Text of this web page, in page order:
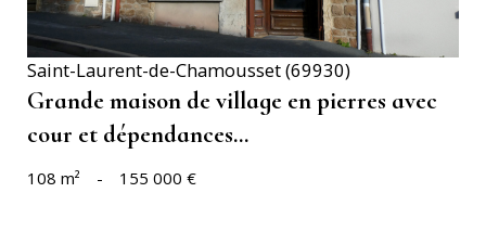
Saint-Laurent-de-Chamousset (69930)
Grande maison de village en pierres avec
cour et dépendances...
108 m² - 155 000 €